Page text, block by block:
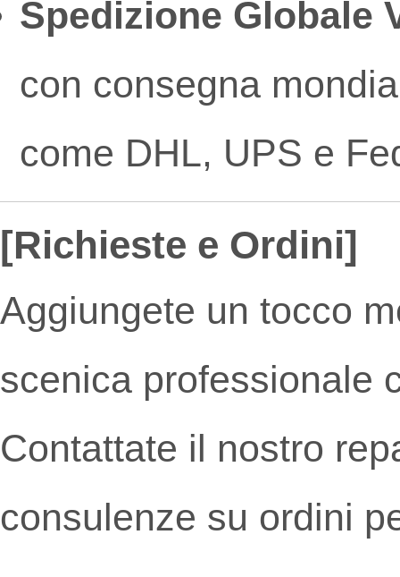
Spedizione Globale
con consegna
come DHL, UPS e
[Richieste e Ordini]
Aggiungete un tocco
scenica professionale
Contattate il nostro
consulenze su ordini